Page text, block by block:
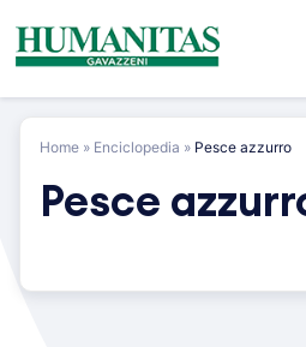
content
Home » Enciclopedia » Pesce azzurro
Pesce